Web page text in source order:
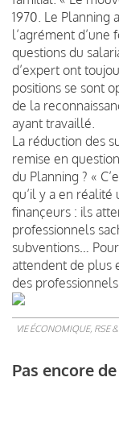
1970. Le Planning
l’agrément d’une
questions du
d’expert ont
positions se sont
de la
ayant travaillé.
La réduction des
remise en
du Planning ? «
qu’il y a en
finançeurs : ils
professionnels
subventions…
attendent de plus
des professionnels
VIE ÉCONOMIQUE, RSE
Pas encore